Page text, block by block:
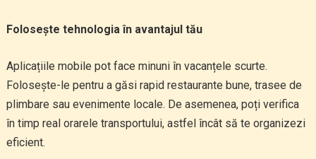
Folosește tehnologia în avantajul tău
Aplicațiile mobile pot face minuni în vacanțele scurte.
Folosește-le pentru a găsi rapid restaurante bune, trasee de
plimbare sau evenimente locale. De asemenea, poți verifica
în timp real orarele transportului, astfel încât să te organizezi
eficient.